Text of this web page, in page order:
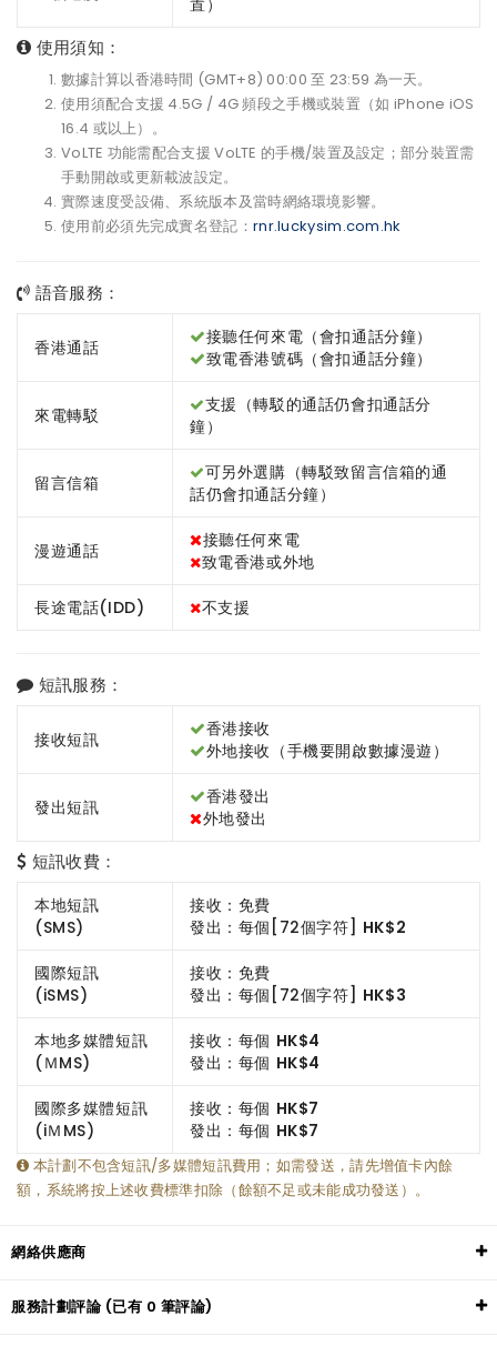
使用須知：
數據計算以香港時間 (GMT+8) 00:00 至 23:59 為一天。
使用須配合支援 4.5G / 4G 頻段之手機或裝置（如 iPhone iOS
16.4 或以上）。
VoLTE 功能需配合支援 VoLTE 的手機/裝置及設定；部分裝置需
手動開啟或更新載波設定。
實際速度受設備、系統版本及當時網絡環境影響。
使用前必須先完成實名登記： rnr.luckysim.com.hk
語音服務：
香港通話
接聽任何來電（會扣通話分鐘）
致電香港號碼（會扣通話分鐘）
來電轉駁
支援（轉駁的通話仍會扣通話分
鐘）
留言信箱
可另外選購（轉駁致留言信箱的通
話仍會扣通話分鐘）
漫遊通話
接聽任何來電
致電香港或外地
長途電話(IDD) 不支援
短訊服務：
接收短訊
香港接收
外地接收（手機要開啟數據漫遊）
發出短訊
香港發出
外地發出
短訊收費：
本地短訊
(SMS)
接收：免費
發出：每個[72個字符] HK$2
國際短訊
(iSMS)
接收：免費
發出：每個[72個字符] HK$3
本地多媒體短訊
(ＭMS)
接收：每個 HK$4
發出：每個 HK$4
國際多媒體短訊
(iＭMS)
接收：每個 HK$7
發出：每個 HK$7
本計劃不包含短訊/多媒體短訊費用；如需發送，請先增值卡內餘
額，系統將按上述收費標準扣除（餘額不足或未能成功發送）。
網絡供應商
服務計劃評論 (已有 0 筆評論)